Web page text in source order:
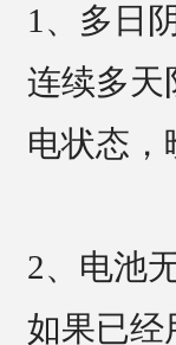
1、多日
连续多天
电状态，
2、电池
如果已经